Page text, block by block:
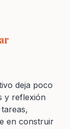
deja poco
y reflexión
en construir